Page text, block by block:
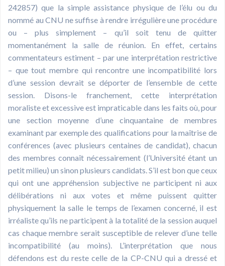
242857) que la simple assistance physique de l’élu ou du
nommé au CNU ne suffise à rendre irrégulière une procédure
ou – plus simplement – qu’il soit tenu de quitter
momentanément la salle de réunion. En effet, certains
commentateurs estiment – par une interprétation restrictive
– que tout membre qui rencontre une incompatibilité lors
d’une session devrait se déporter de l’ensemble de cette
session. Disons-le franchement, cette interprétation
moraliste et excessive est impraticable dans les faits où, pour
une section moyenne d’une cinquantaine de membres
examinant par exemple des qualifications pour la maîtrise de
conférences (avec plusieurs centaines de candidat), chacun
des membres connaît nécessairement (l’Université étant un
petit milieu) un sinon plusieurs candidats. S’il est bon que ceux
qui ont une appréhension subjective ne participent ni aux
délibérations ni aux votes et même puissent quitter
physiquement la salle le temps de l’examen concerné, il est
irréaliste qu’ils ne participent à la totalité de la session auquel
cas chaque membre serait susceptible de relever d’une telle
incompatibilité (au moins). L’interprétation que nous
défendons est du reste celle de la CP-CNU qui a dressé et